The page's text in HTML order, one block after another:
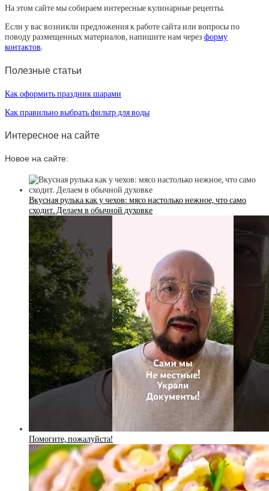
На этом сайте мы собираем интересные кулинарные рецепты.
Если у вас возникли предложения к работе сайта или вопросы по
поводу размещенных материалов, напишите нам через форму
контактов.
Полезные статьи
Как оформить праздник шарами
Как правильно выбрать фильтр для воды
Интересное на сайте
Новое на сайте:
Вкусная рулька как у чехов: мясо настолько нежное, что само
сходит. Делаем в обычной духовке
Помогите, пожалуйста!